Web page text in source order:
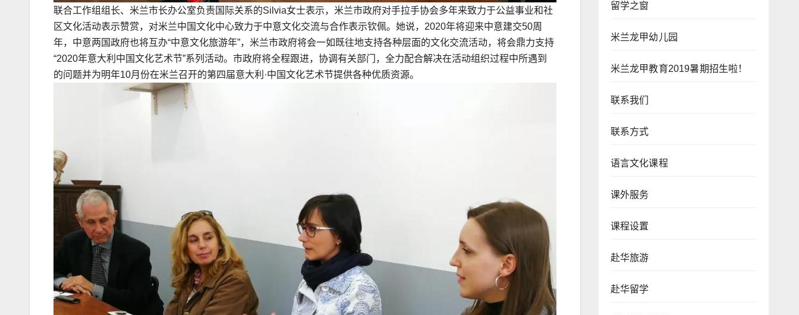
联合工作组组长、米兰市长办公室负责国际关系的Silvia女士表示，米兰市政府对手拉手协会多年来致力于公益事业和社
区文化活动表示赞赏，对米兰中国文化中心致力于中意文化交流与合作表示钦佩。她说，2020年将迎来中意建交50周
年，中意两国政府也将互办“中意文化旅游年”，米兰市政府将会一如既往地支持各种层面的文化交流活动，将会鼎力支持
“2020年意大利中国文化艺术节”系列活动。市政府将全程跟进，协调有关部门，全力配合解决在活动组织过程中所遇到
的问题并为明年10月份在米兰召开的第四届意大利·中国文化艺术节提供各种优质资源。
留学之窗
米兰龙甲幼儿园
米兰龙甲教育2019暑期招生啦！
联系我们
联系方式
语言文化课程
课外服务
课程设置
赴华旅游
赴华留学